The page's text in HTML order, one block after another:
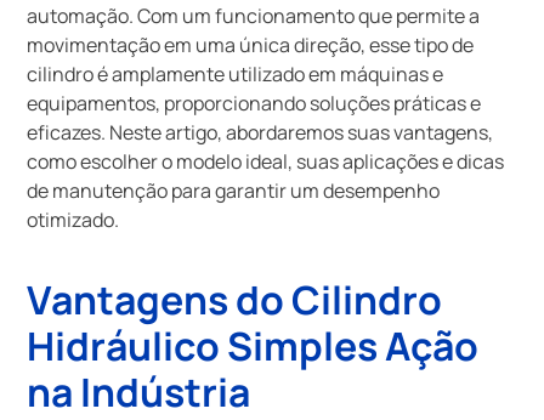
automação. Com um funcionamento que permite a
movimentação em uma única direção, esse tipo de
cilindro é amplamente utilizado em máquinas e
equipamentos, proporcionando soluções práticas e
eficazes. Neste artigo, abordaremos suas vantagens,
como escolher o modelo ideal, suas aplicações e dicas
de manutenção para garantir um desempenho
otimizado.
Vantagens do Cilindro
Hidráulico Simples Ação
na Indústria